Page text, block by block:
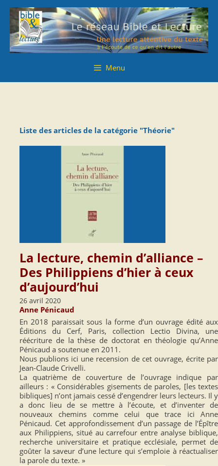
contenu
contenu
Menu
Liste des articles de la catégorie "Théorie"
La lecture, chemin d’alliance –
Des Philippiens d’hier à ceux
d’aujourd’hui
26 avril 2020
Anne Pénicaud
En 2018 paraissait sous la forme d’un ouvrage édité aux
Éditions du Cerf, Paris, collection Lectio Divina, une
réécriture de la thèse de doctorat en théologie qu’Anne
Pénicaud a soutenue en 2011.
Nous publions ici une recension de cet ouvrage, écrite par
Jean-Claude Crivelli.
La quatrième de couverture de l’ouvrage indique par
ailleurs : « Considérables gisements de paroles, [les textes
bibliques] n’ont jamais cessé d’engendrer leurs lecteurs. Il y
a donc lieu de se mettre à l’écoute, et d’inventer de
nouveaux chemins comme celui que trace ici Anne
Pénicaud. Cet approfondissement d’un passage de l’Épître
aux Philippiens, situé au carrefour entre analyse biblique,
recherche universitaire et pratique ecclésiale, permet de
goûter la saveur d’une lecture qui s’emploie à réactualiser
la parole du texte. »